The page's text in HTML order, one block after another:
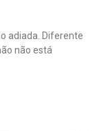
adiada. Diferente
não está